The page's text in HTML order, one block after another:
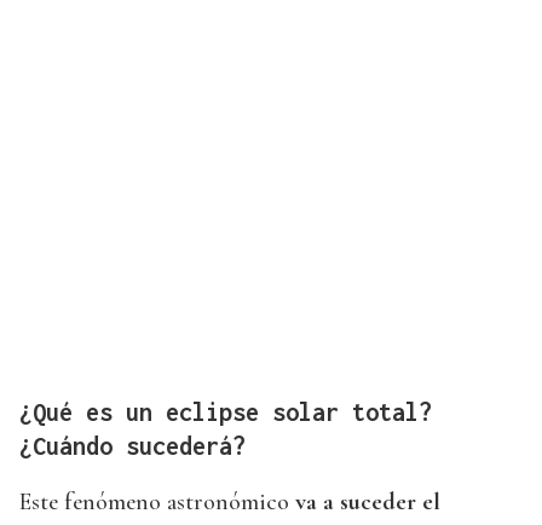
¿Qué es un eclipse solar total?
¿Cuándo sucederá?
Este fenómeno astronómico va a suceder el